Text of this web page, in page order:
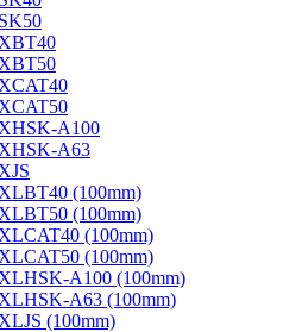
A100
A63
(100mm)
(100mm)
(100mm)
(100mm)
A100 (100mm)
A63 (100mm)
(100mm)